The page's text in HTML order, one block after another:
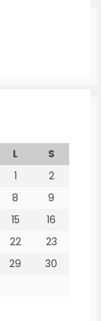
L
S
1
2
8
9
15
16
22
23
29
30